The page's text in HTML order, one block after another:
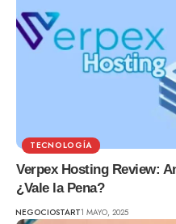
TECNOLOGÍA
Verpex Hosting Review:
¿Vale la Pena?
NEGOCIOSTART1 MAYO, 2025